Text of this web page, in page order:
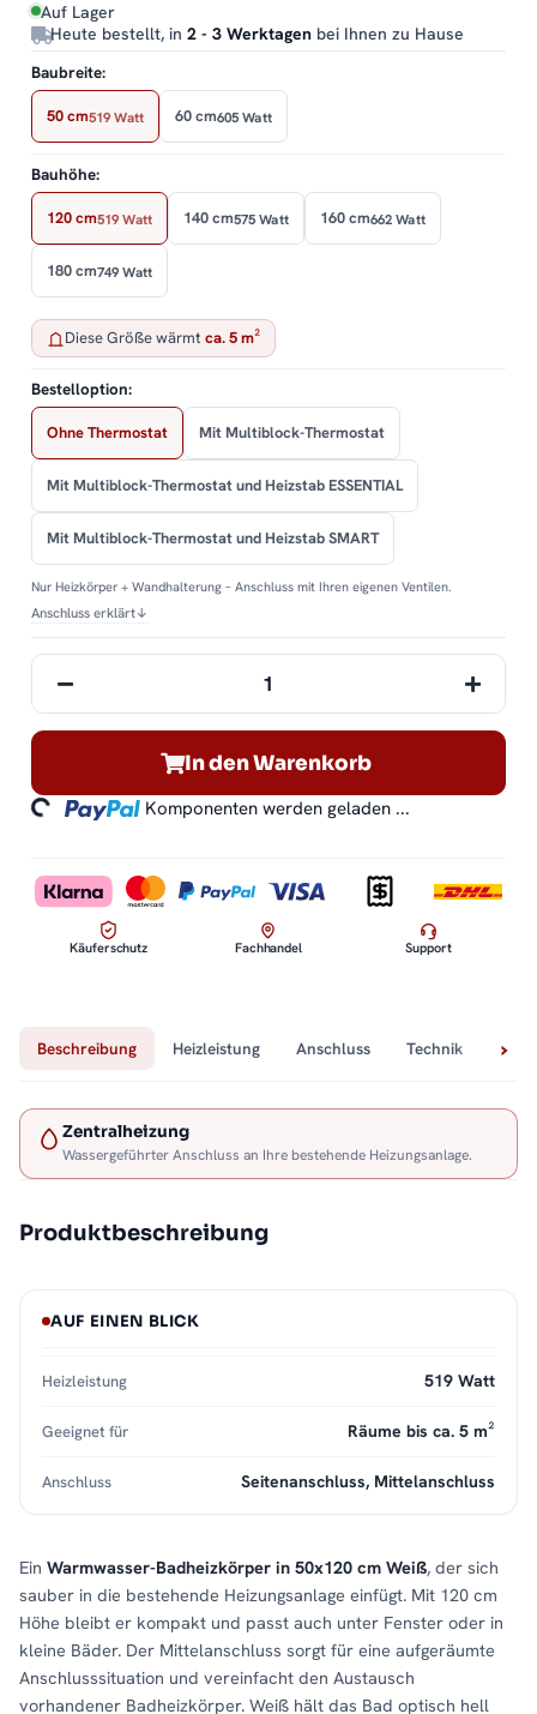
Auf Lager
Heute bestellt, in 2 - 3 Werktagen bei Ihnen zu Hause
Baubreite:
50 cm519 Watt 60 cm605 Watt
Bauhöhe:
120 cm519 Watt 140 cm575 Watt 160 cm662 Watt
180 cm749 Watt
Diese Größe wärmt ca. 5 m²
Bestelloption:
Ohne Thermostat Mit Multiblock-Thermostat
Mit Multiblock-Thermostat und Heizstab ESSENTIAL
Mit Multiblock-Thermostat und Heizstab SMART
Nur Heizkörper + Wandhalterung – Anschluss mit Ihren eigenen Ventilen.
Anschluss erklärt↓
In den Warenkorb
Komponenten werden geladen ...
Käuferschutz Fachhandel Support
Beschreibung Heizleistung Anschluss Technik
Zentralheizung
Wassergeführter Anschluss an Ihre bestehende Heizungsanlage.
Produktbeschreibung
Ein Warmwasser-Badheizkörper in 50x120 cm Weiß, der sich
sauber in die bestehende Heizungsanlage einfügt. Mit 120 cm
Höhe bleibt er kompakt und passt auch unter Fenster oder in
kleine Bäder. Der Mittelanschluss sorgt für eine aufgeräumte
Anschlusssituation und vereinfacht den Austausch
vorhandener Badheizkörper. Weiß hält das Bad optisch hell
AUF EINEN BLICK
Heizleistung 519 Watt
Geeignet für Räume bis ca. 5 m²
Anschluss Seitenanschluss, Mittelanschluss